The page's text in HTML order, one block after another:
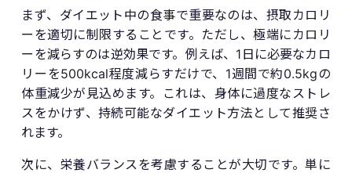
まず、ダイエット中の食事で重要なのは、摂取カロリ
ーを適切に制限することです。ただし、極端にカロリ
ーを減らすのは逆効果です。例えば、1日に必要なカロ
リーを500kcal程度減らすだけで、1週間で約0.5kgの
体重減少が見込めます。これは、身体に過度なストレ
スをかけず、持続可能なダイエット方法として推奨さ
れます。
次に、栄養バランスを考慮することが大切です。単に